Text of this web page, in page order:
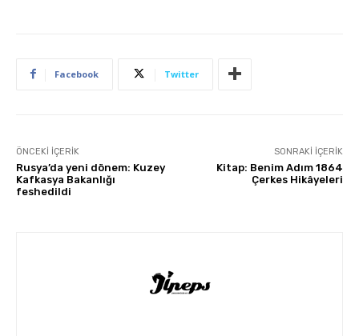
Facebook Twitter
ÖNCEKI İÇERIK
Rusya’da yeni dönem: Kuzey
Kafkasya Bakanlığı
feshedildi
SONRAKI İÇERIK
Kitap: Benim Adım 1864
Çerkes Hikâyeleri